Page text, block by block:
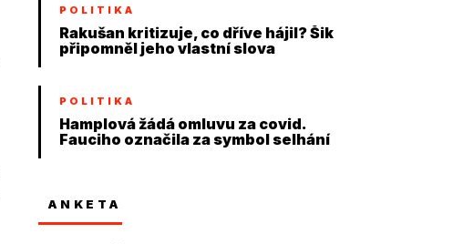
POLITIKA
Rakušan kritizuje, co dříve hájil? Šik
připomněl jeho vlastní slova
POLITIKA
Hamplová žádá omluvu za covid.
Fauciho označila za symbol selhání
ANKETA